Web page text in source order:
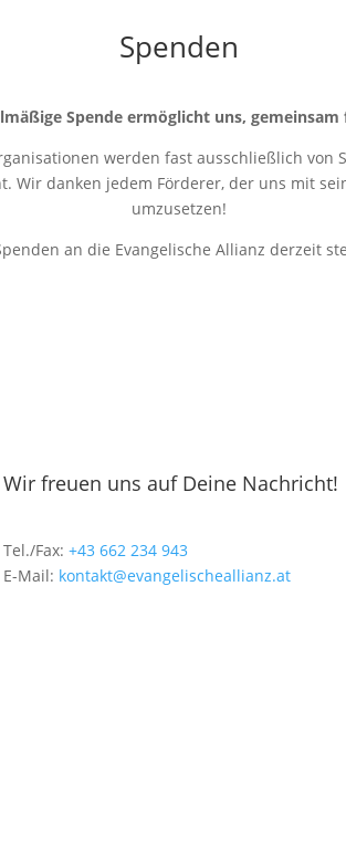
Spenden
Spende ermöglicht uns, gemeinsam
werden fast ausschließlich
Wir danken jedem Förderer, der uns mit
umzusetzen!
an die Evangelische Allianz derzeit
Wir freuen uns auf Deine Nachricht!
Tel./Fax: +43 662 234 943
E-Mail: kontakt@evangelischeallianz.at